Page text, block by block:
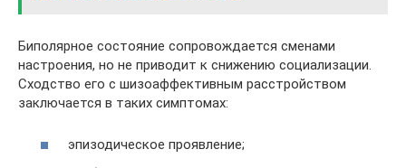
Биполярное состояние сопровождается сменами
настроения, но не приводит к снижению социализации.
Сходство его с шизоаффективным расстройством
заключается в таких симптомах:
эпизодическое проявление;